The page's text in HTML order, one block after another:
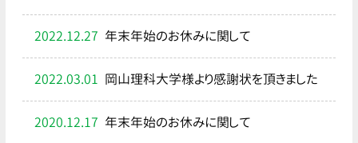
2022.12.27 年末年始のお休みに関して
2022.03.01 岡山理科大学様より感謝状を頂きました
2020.12.17 年末年始のお休みに関して